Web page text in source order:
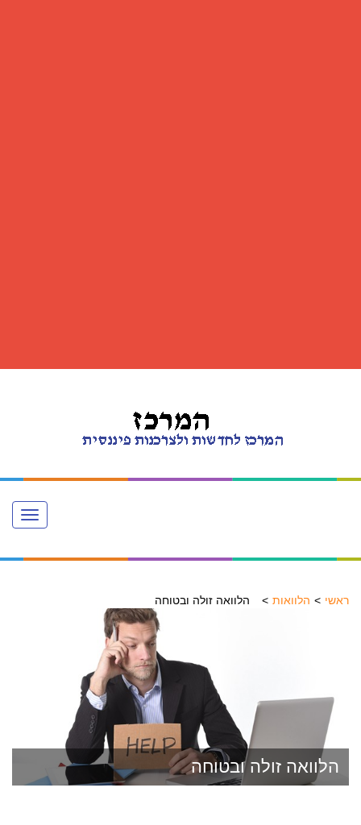
Toggle
navigation
ראשי הלוואות הלוואה זולה ובטוחה
הלוואה זולה ובטוחה